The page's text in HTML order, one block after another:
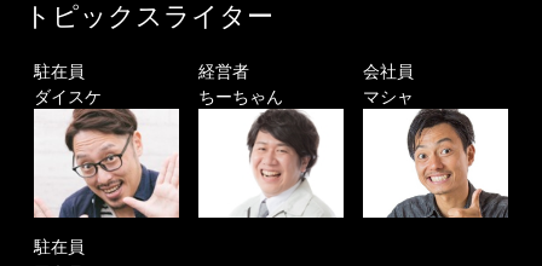
トピックスライター
駐在員
ダイスケ
経営者
ちーちゃん
会社員
マシャ
駐在員